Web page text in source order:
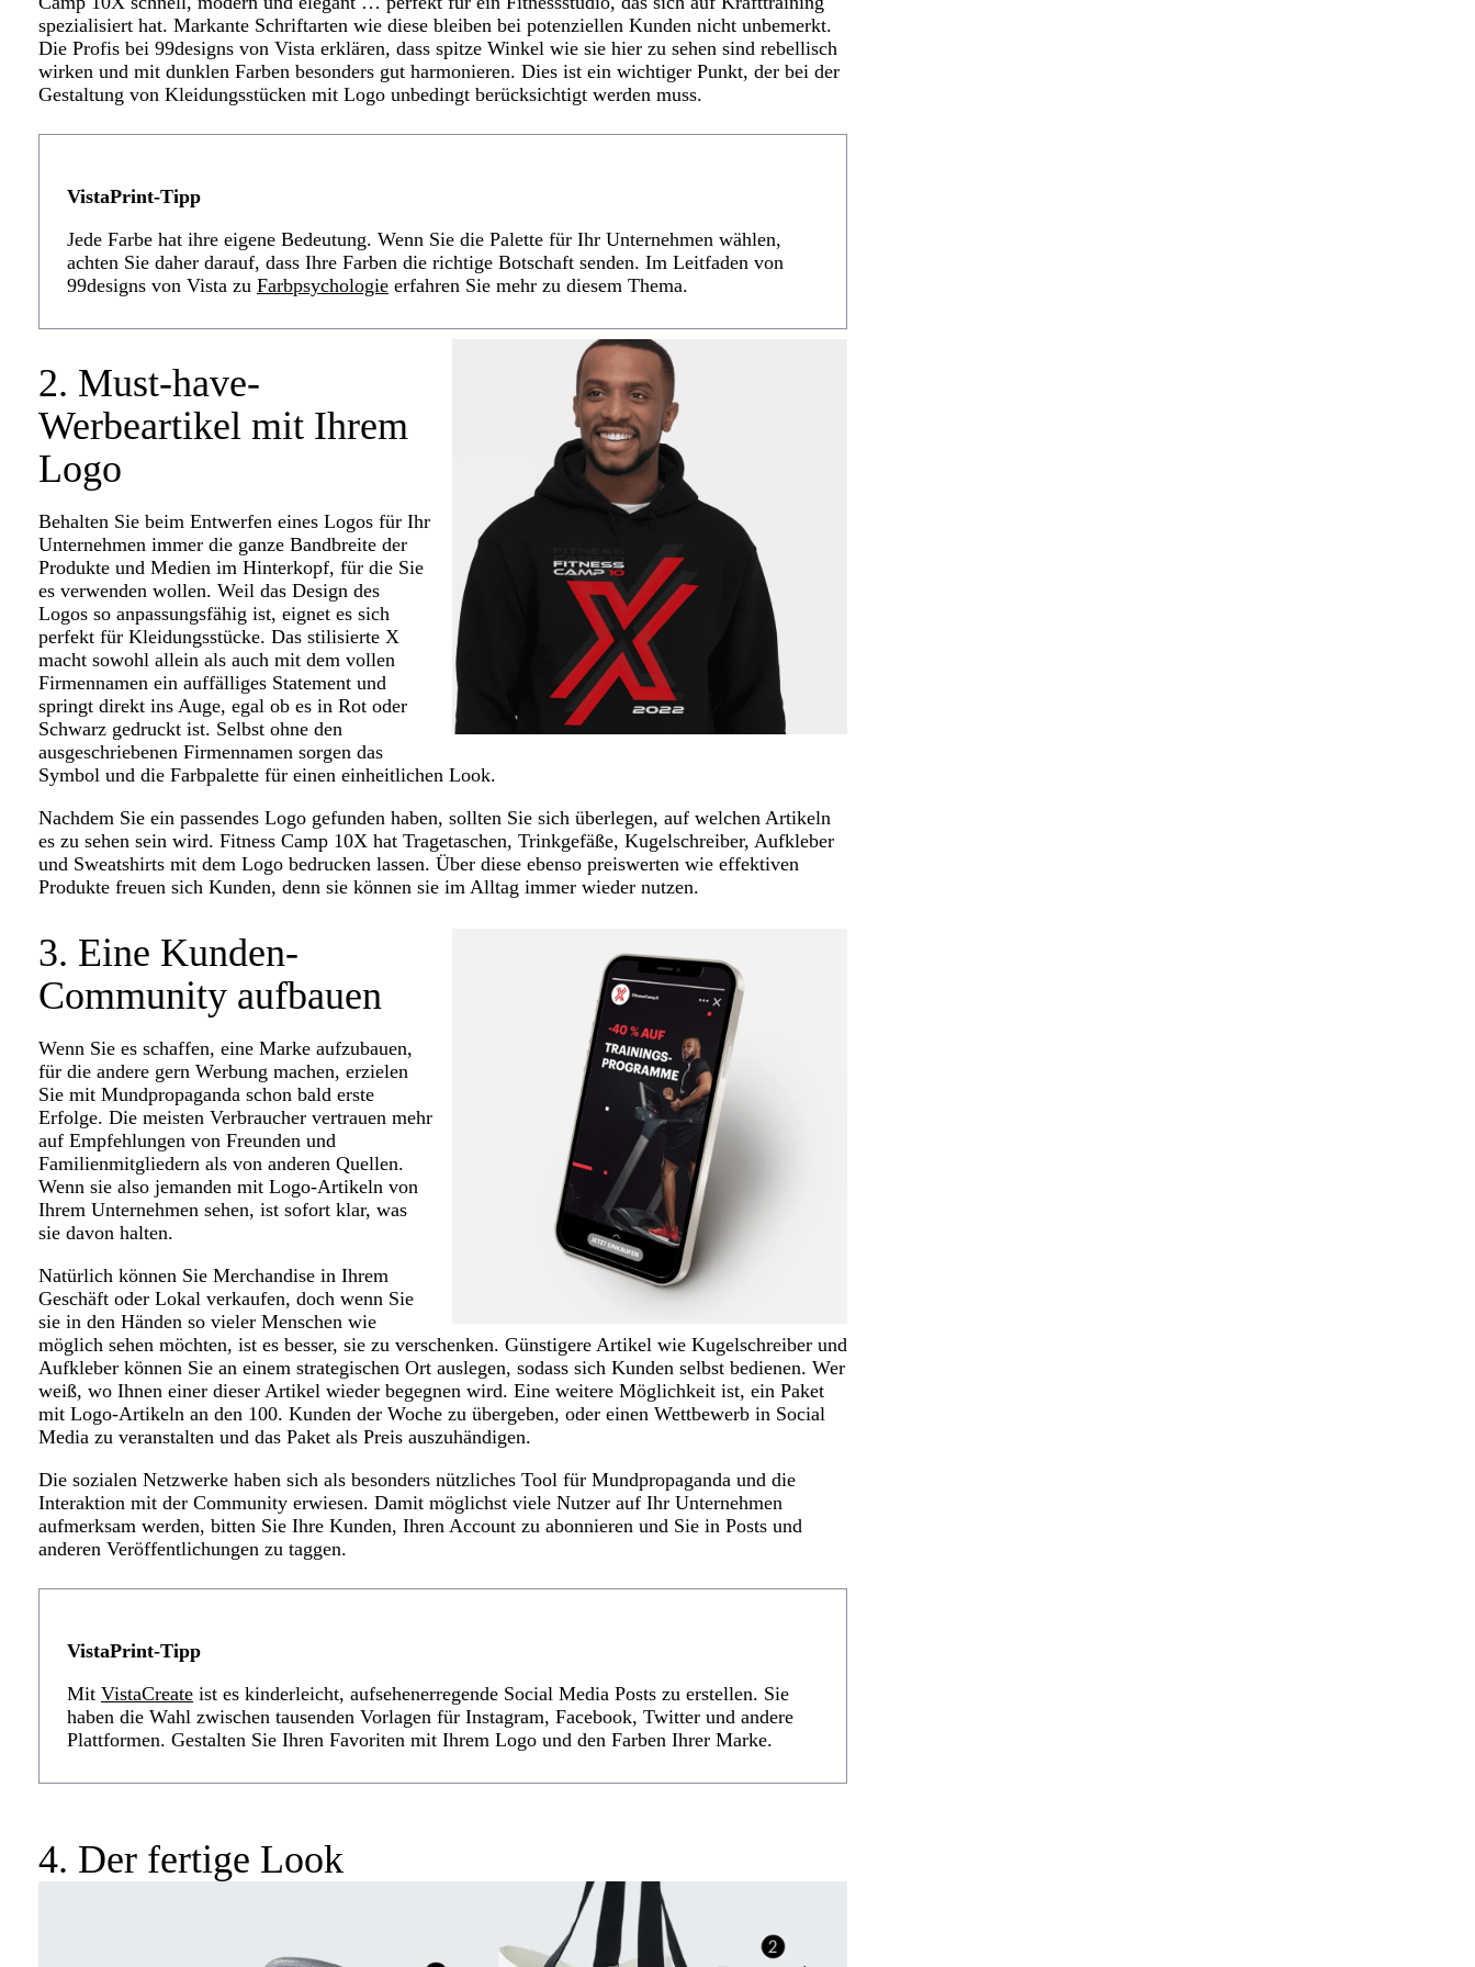
spezialisiert hat. Markante Schriftarten wie diese bleiben bei potenziellen Kunden nicht unbemerkt.
Die Profis bei 99designs von Vista erklären, dass spitze Winkel wie sie hier zu sehen sind rebellisch
wirken und mit dunklen Farben besonders gut harmonieren. Dies ist ein wichtiger Punkt, der bei der
Gestaltung von Kleidungsstücken mit Logo unbedingt berücksichtigt werden muss.
VistaPrint-Tipp
Jede Farbe hat ihre eigene Bedeutung. Wenn Sie die Palette für Ihr Unternehmen wählen,
achten Sie daher darauf, dass Ihre Farben die richtige Botschaft senden. Im Leitfaden von
99designs von Vista zu Farbpsychologie erfahren Sie mehr zu diesem Thema.
2. Must-have-
Werbeartikel mit Ihrem
Logo
Behalten Sie beim Entwerfen eines Logos für Ihr
Unternehmen immer die ganze Bandbreite der
Produkte und Medien im Hinterkopf, für die Sie
es verwenden wollen. Weil das Design des
Logos so anpassungsfähig ist, eignet es sich
perfekt für Kleidungsstücke. Das stilisierte X
macht sowohl allein als auch mit dem vollen
Firmennamen ein auffälliges Statement und
springt direkt ins Auge, egal ob es in Rot oder
Schwarz gedruckt ist. Selbst ohne den
ausgeschriebenen Firmennamen sorgen das
Symbol und die Farbpalette für einen einheitlichen Look.
Nachdem Sie ein passendes Logo gefunden haben, sollten Sie sich überlegen, auf welchen Artikeln
es zu sehen sein wird. Fitness Camp 10X hat Tragetaschen, Trinkgefäße, Kugelschreiber, Aufkleber
und Sweatshirts mit dem Logo bedrucken lassen. Über diese ebenso preiswerten wie effektiven
Produkte freuen sich Kunden, denn sie können sie im Alltag immer wieder nutzen.
3. Eine Kunden-
Community aufbauen
Wenn Sie es schaffen, eine Marke aufzubauen,
für die andere gern Werbung machen, erzielen
Sie mit Mundpropaganda schon bald erste
Erfolge. Die meisten Verbraucher vertrauen mehr
auf Empfehlungen von Freunden und
Familienmitgliedern als von anderen Quellen.
Wenn sie also jemanden mit Logo-Artikeln von
Ihrem Unternehmen sehen, ist sofort klar, was
sie davon halten.
Natürlich können Sie Merchandise in Ihrem
Geschäft oder Lokal verkaufen, doch wenn Sie
sie in den Händen so vieler Menschen wie
möglich sehen möchten, ist es besser, sie zu verschenken. Günstigere Artikel wie Kugelschreiber und
Aufkleber können Sie an einem strategischen Ort auslegen, sodass sich Kunden selbst bedienen. Wer
weiß, wo Ihnen einer dieser Artikel wieder begegnen wird. Eine weitere Möglichkeit ist, ein Paket
mit Logo-Artikeln an den 100. Kunden der Woche zu übergeben, oder einen Wettbewerb in Social
Media zu veranstalten und das Paket als Preis auszuhändigen.
Die sozialen Netzwerke haben sich als besonders nützliches Tool für Mundpropaganda und die
Interaktion mit der Community erwiesen. Damit möglichst viele Nutzer auf Ihr Unternehmen
aufmerksam werden, bitten Sie Ihre Kunden, Ihren Account zu abonnieren und Sie in Posts und
anderen Veröffentlichungen zu taggen.
VistaPrint-Tipp
Mit VistaCreate ist es kinderleicht, aufsehenerregende Social Media Posts zu erstellen. Sie
haben die Wahl zwischen tausenden Vorlagen für Instagram, Facebook, Twitter und andere
Plattformen. Gestalten Sie Ihren Favoriten mit Ihrem Logo und den Farben Ihrer Marke.
4. Der fertige Look